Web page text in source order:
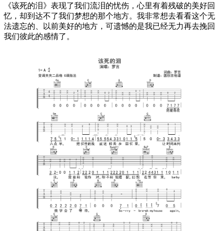
《该死的泪》表现了我们流泪的忧伤，心里有着残破的美好回
忆，却到达不了我们梦想的那个地方。我非常想去看看这个无
法遗忘的、以前美好的地方，可遗憾的是我已经无力再去挽回
我们彼此的感情了。